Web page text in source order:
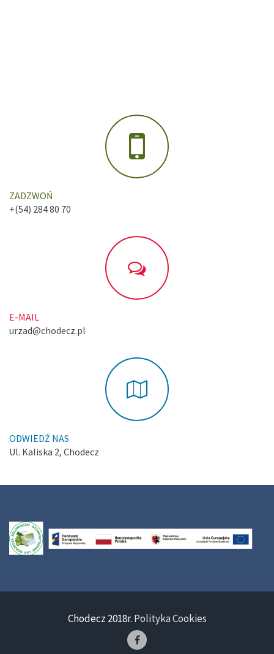
ZADZWOŃ
+(54) 284 80 70
E-MAIL
urzad@chodecz.pl
ODWIEDŹ NAS
Ul. Kaliska 2, Chodecz
Chodecz 2018r. Polityka Cookies